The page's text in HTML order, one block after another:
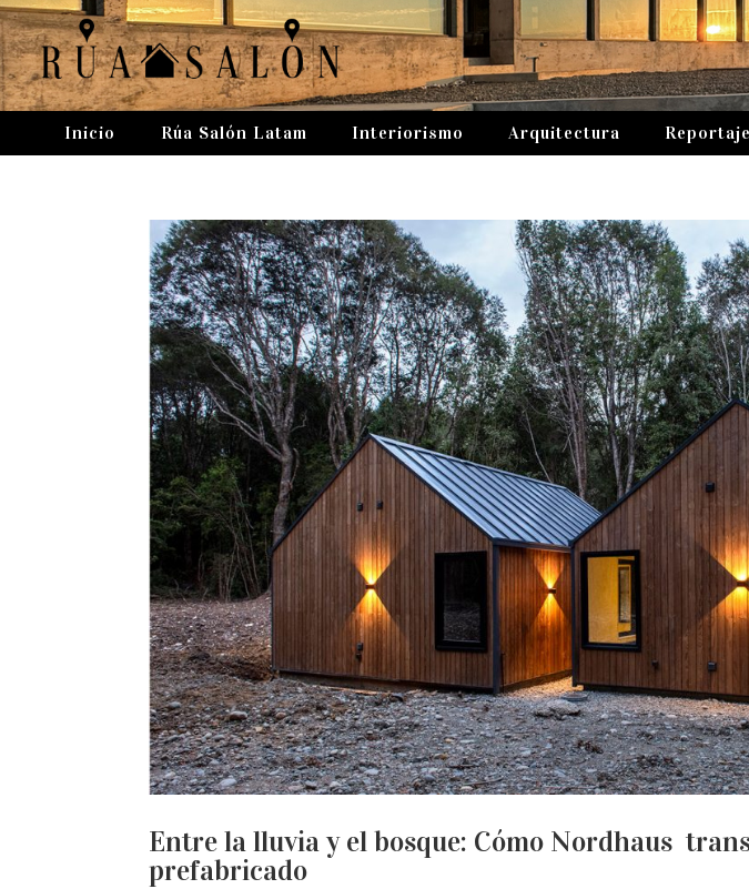
Inicio Rúa Salón Latam Interiorismo Arquitectura
Entre la lluvia y el bosque: Cómo Nordhaus
prefabricado